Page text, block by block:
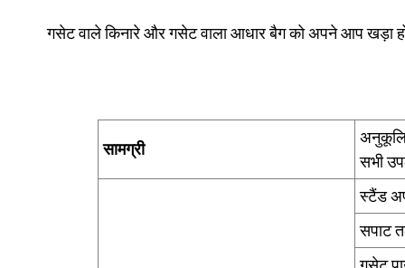
गसेट वाले किनारे और गसेट वाला आधार बैग को अपने आप खड़ा
सामग्री
सभी
स्टैंड
सपाट